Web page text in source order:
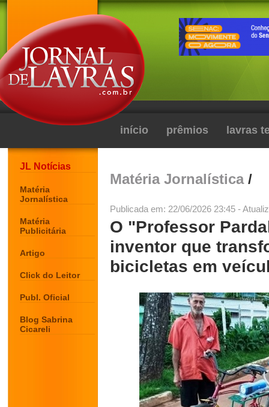
início prêmios lavras
JL Notícias
Matéria
Jornalística
Matéria
Publicitária
Artigo
Click do Leitor
Publ. Oficial
Blog Sabrina
Cicareli
Matéria Jornalística/
Publicada em: 22/06/2026 23:45 -
O "Professor
inventor que
bicicletas em